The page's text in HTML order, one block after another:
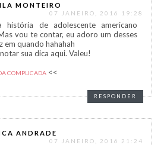
MONTEIRO
07 JANEIRO, 2016 19:28
história de adolescente americano
vou te contar, eu adoro um desses
em quando hahahah
sua dica aqui. Valeu!
COMPLICADA <<
RESPONDER
ANDRADE
07 JANEIRO, 2016 21:24